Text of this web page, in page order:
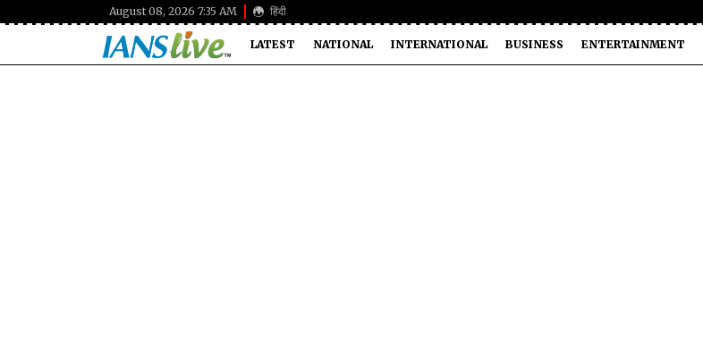
August 08, 2026 7:35 AM हिंदी
LATEST NATIONAL INTERNATIONAL BUSINESS ENTERTAINMENT